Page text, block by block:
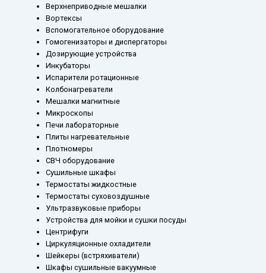
Верхнеприводные мешалки
Вортексы
Вспомогательное оборудование
Гомогенизаторы и диспергаторы
Дозирующие устройства
Инкубаторы
Испарители ротационные
Колбонагреватели
Мешалки магнитные
Микроскопы
Печи лабораторные
Плиты нагревательные
Плотномеры
СВЧ оборудование
Сушильные шкафы
Термостаты жидкостные
Термостаты суховоздушные
Ультразвуковые приборы
Устройства для мойки и сушки посуды
Центрифуги
Циркуляционные охладители
Шейкеры (встряхиватели)
Шкафы сушильные вакуумные